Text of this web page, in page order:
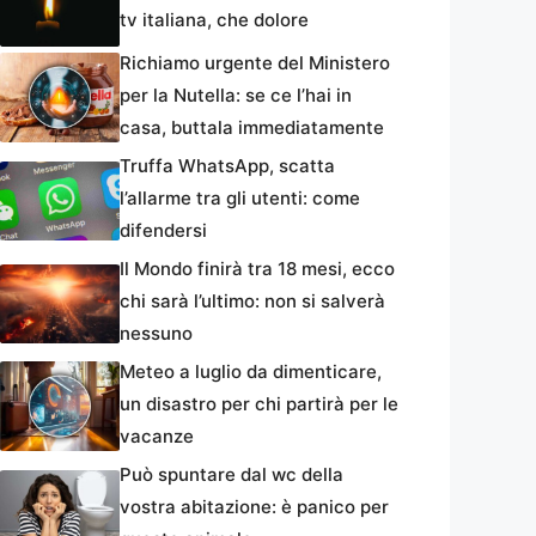
tv italiana, che dolore
Richiamo urgente del Ministero
per la Nutella: se ce l’hai in
casa, buttala immediatamente
Truffa WhatsApp, scatta
l’allarme tra gli utenti: come
difendersi
Il Mondo finirà tra 18 mesi, ecco
chi sarà l’ultimo: non si salverà
nessuno
Meteo a luglio da dimenticare,
un disastro per chi partirà per le
vacanze
Può spuntare dal wc della
vostra abitazione: è panico per